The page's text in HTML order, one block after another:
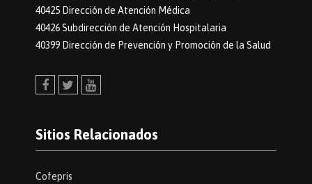
40425 Dirección de Atención Médica
40426 Subdirección de Atención Hospitalaria
40399 Dirección de Prevención y Promoción de la Salud
Sitios Relacionados
Cofepris